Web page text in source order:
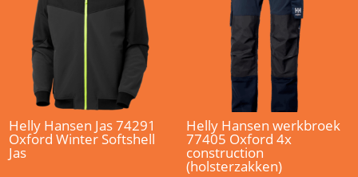
Helly Hansen Jas 74291
Oxford Winter Softshell
Jas
Helly Hansen werkbroek
77405 Oxford 4x
construction
(holsterzakken)